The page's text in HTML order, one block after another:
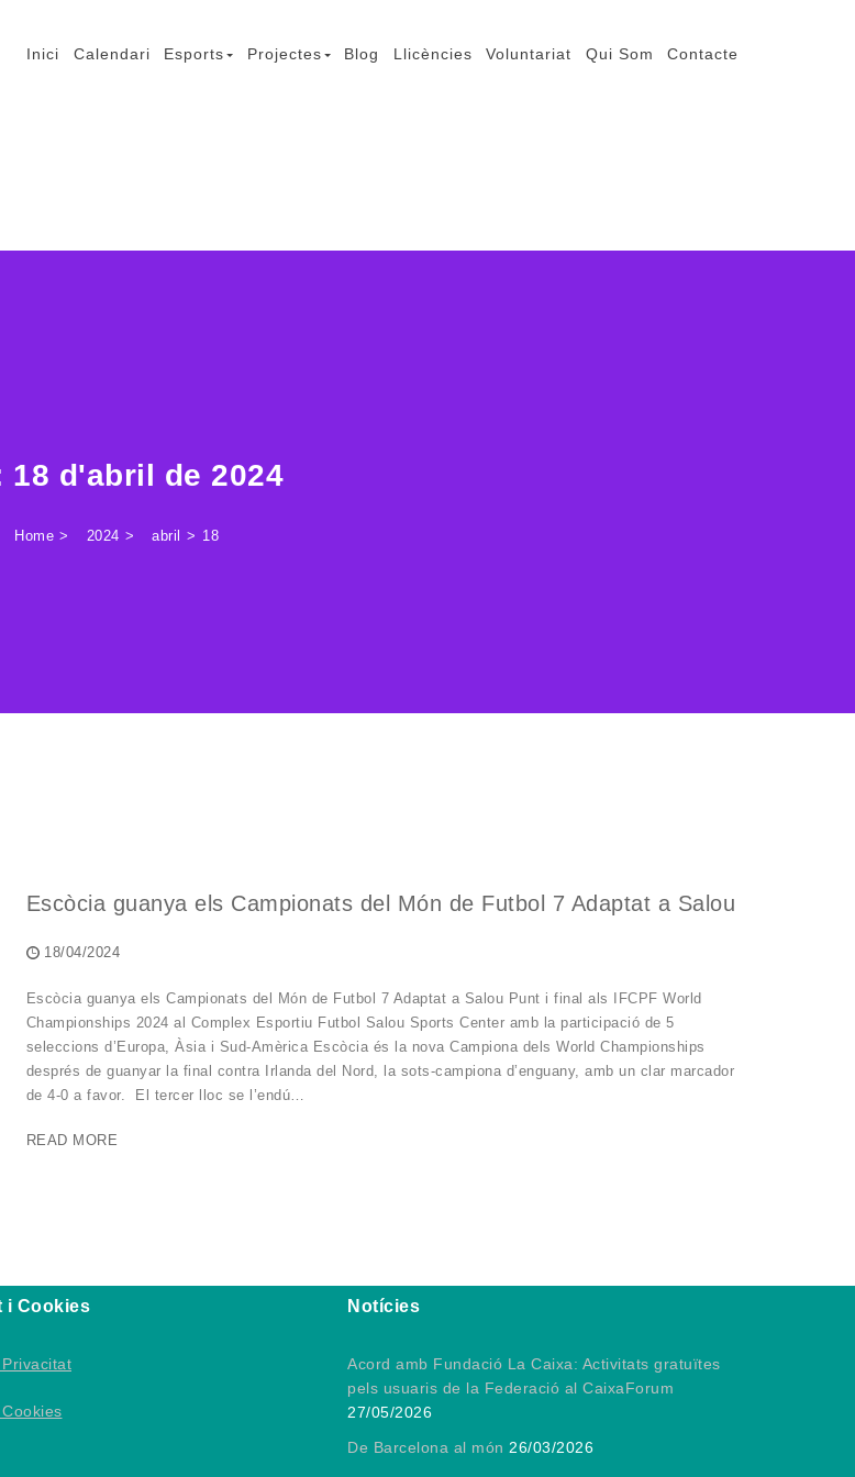
Inici Calendari Esports Projectes Blog Llicències Voluntariat Qui Som Contacte
18 d'abril de 2024
Home 2024 abril 18
Escòcia guanya els Campionats del Món de Futbol 7 Adaptat a Salou
18/04/2024
Escòcia guanya els Campionats del Món de Futbol 7 Adaptat a Salou Punt i final als IFCPF World
Championships 2024 al Complex Esportiu Futbol Salou Sports Center amb la participació de 5
seleccions d’Europa, Àsia i Sud-Amèrica Escòcia és la nova Campiona dels World Championships
després de guanyar la final contra Irlanda del Nord, la sots-campiona d’enguany, amb un clar marcador
de 4-0 a favor. El tercer lloc se l’endú…
READ MORE
i Cookies Notícies
Acord amb Fundació La Caixa: Activitats gratuïtes
pels usuaris de la Federació al CaixaForum
27/05/2026
De Barcelona al món 26/03/2026